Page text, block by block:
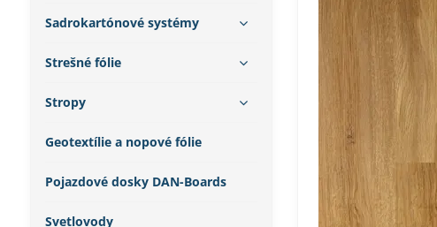
Sadrokartónové systémy
Strešné fólie
Stropy
Geotextílie a nopové fólie
Pojazdové dosky DAN-Boards
Svetlovody